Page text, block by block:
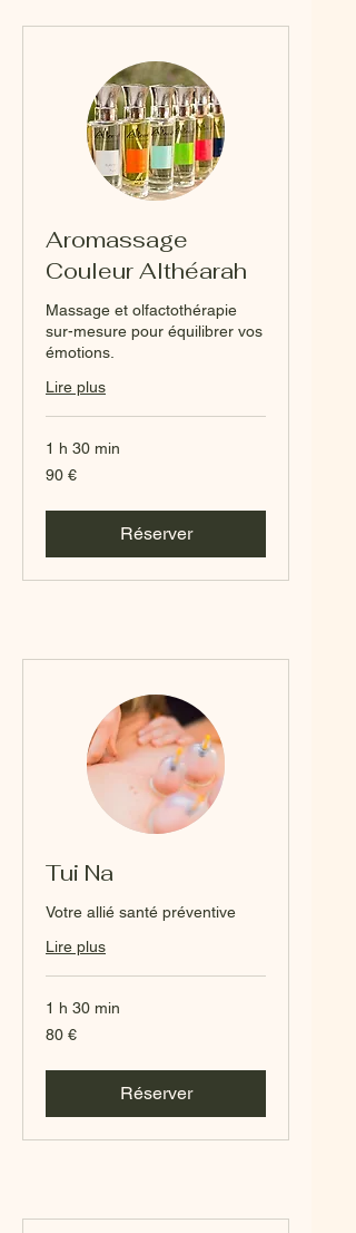
Aromassage
Couleur Althéarah
Massage et olfactothérapie
sur-mesure pour équilibrer vos
émotions.
Lire plus
1 h 30 min
90
euros
90 €
Réserver
Tui Na
Votre allié santé préventive
Lire plus
1 h 30 min
80
euros
80 €
Réserver